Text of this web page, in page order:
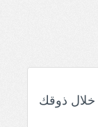
ذوقك